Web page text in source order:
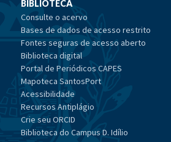
BIBLIOTECA
Consulte o acervo
Bases de dados de acesso restrito
Fontes seguras de acesso aberto
Biblioteca digital
Portal de Periódicos CAPES
Mapoteca SantosPort
Acessibilidade
Recursos Antiplágio
Crie seu ORCID
Biblioteca do Campus D. Idílio